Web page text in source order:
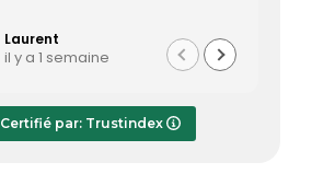
Laurent
il y a 1 semaine
Certifié par: Trustindex